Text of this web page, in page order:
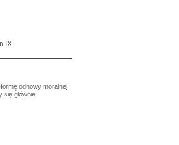
odnowy moralnej
się głównie